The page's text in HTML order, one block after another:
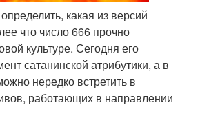
какая из версий
что число 666 прочно
культуре. Сегодня его
сатанинской атрибутики, а в
нередко встретить в
работающих в направлении